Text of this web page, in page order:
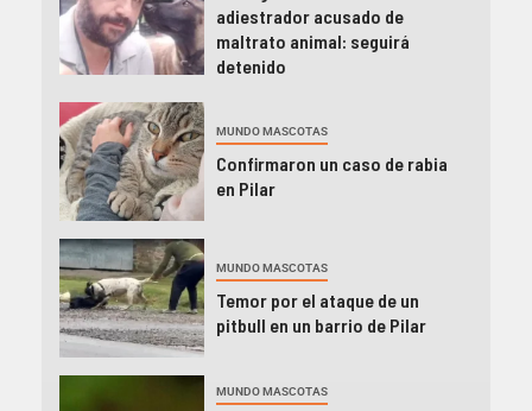
adiestrador acusado de
maltrato animal: seguirá
detenido
MUNDO MASCOTAS
Confirmaron un caso de rabia
en Pilar
MUNDO MASCOTAS
Temor por el ataque de un
pitbull en un barrio de Pilar
MUNDO MASCOTAS